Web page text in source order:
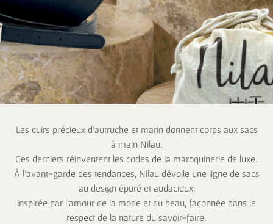
Les cuirs précieux d’autruche et marin donnent corps aux sacs
à main Nilau.
Ces derniers réinventent les codes de la maroquinerie de luxe.
À l’avant-garde des tendances, Nilau dévoile une ligne de sacs
au design épuré et audacieux,
inspirée par l’amour de la mode et du beau, façonnée dans le
respect de la nature du savoir-faire.